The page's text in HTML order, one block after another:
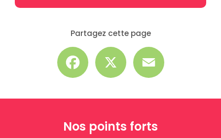
Partagez cette page
Facebook
Nos points forts